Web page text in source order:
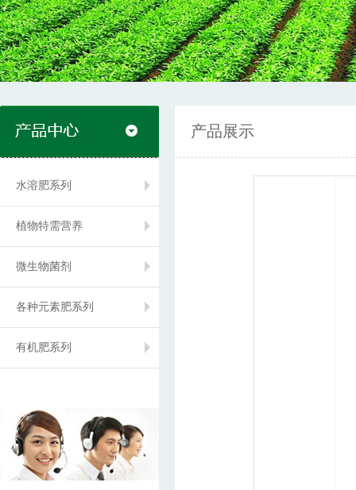
水溶肥系列
植物特需营养
微生物菌剂
各种元素肥系列
有机肥系列
产品展示